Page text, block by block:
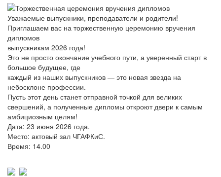
Уважаемые выпускники, преподаватели и родители!
Приглашаем вас на торжественную церемонию вручения
дипломов
выпускникам 2026 года!
Это не просто окончание учебного пути, а уверенный старт в
большое будущее, где
каждый из наших выпускников — это новая звезда на
небосклоне профессии.
Пусть этот день станет отправной точкой для великих
свершений, а полученные дипломы откроют двери к самым
амбициозным целям!
Дата: 23 июня 2026 года.
Место: актовый зал ЧГАФКиС.
Время: 14.00